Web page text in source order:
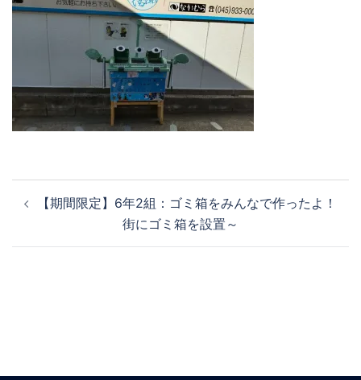
【期間限定】6年2組：ゴミ箱をみんなで作ったよ！
街にゴミ箱を設置～